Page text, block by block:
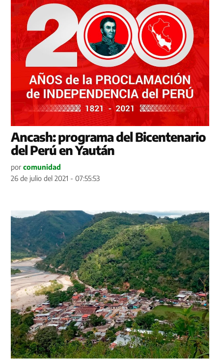
Ancash: programa del Bicentenario
del Perú en Yaután
por comunidad
26 de julio del 2021 - 07:55:53